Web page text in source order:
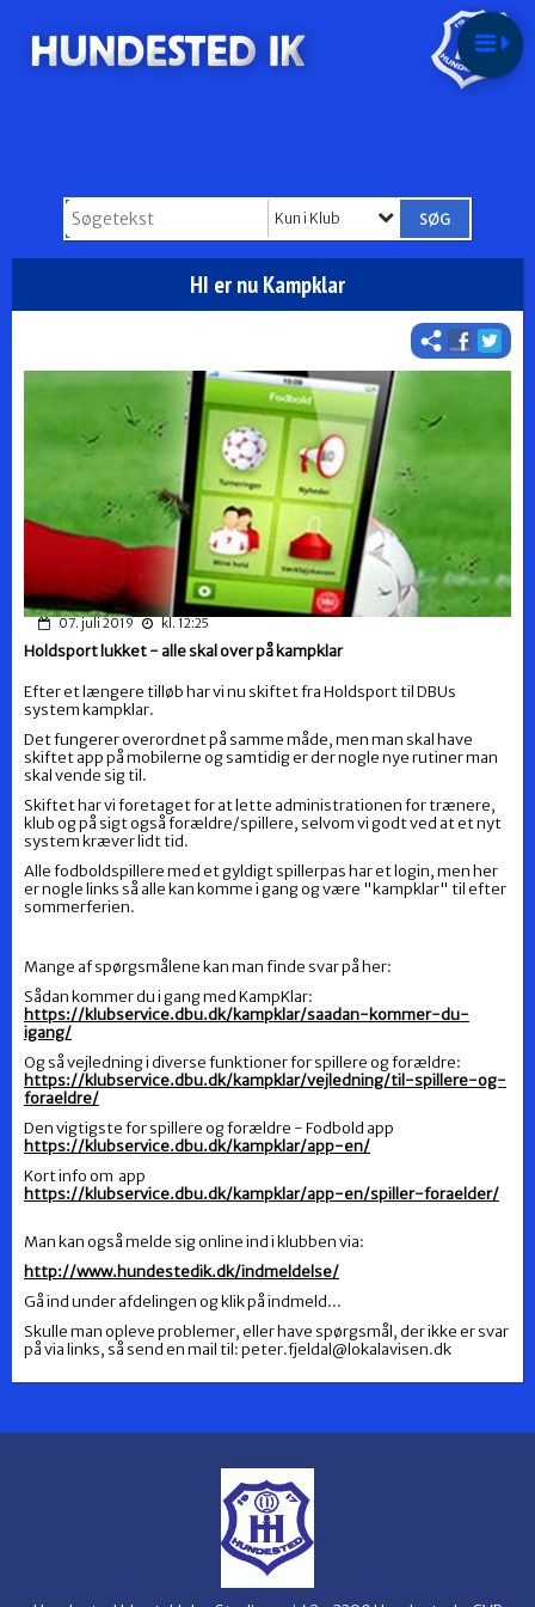
Kun i Klub
HI er nu Kampklar
07. juli 2019 kl. 12:25
Holdsport lukket - alle skal over på kampklar
Efter et længere tilløb har vi nu skiftet fra Holdsport til DBUs
system kampklar.
Det fungerer overordnet på samme måde, men man skal have
skiftet app på mobilerne og samtidig er der nogle nye rutiner man
skal vende sig til.
Skiftet har vi foretaget for at lette administrationen for trænere,
klub og på sigt også forældre/spillere, selvom vi godt ved at et nyt
system kræver lidt tid.
Alle fodboldspillere med et gyldigt spillerpas har et login, men her
er nogle links så alle kan komme i gang og være "kampklar" til efter
sommerferien.
Mange af spørgsmålene kan man finde svar på her:
Sådan kommer du i gang med KampKlar:
https://klubservice.dbu.dk/kampklar/saadan-kommer-du-
igang/
Og så vejledning i diverse funktioner for spillere og forældre:
https://klubservice.dbu.dk/kampklar/vejledning/til-spillere-og-
foraeldre/
Den vigtigste for spillere og forældre - Fodbold app
https://klubservice.dbu.dk/kampklar/app-en/
Kort info om app
https://klubservice.dbu.dk/kampklar/app-en/spiller-foraelder/
Man kan også melde sig online ind i klubben via:
http://www.hundestedik.dk/indmeldelse/
Gå ind under afdelingen og klik på indmeld...
Skulle man opleve problemer, eller have spørgsmål, der ikke er svar
på via links, så send en mail til: peter.fjeldal@lokalavisen.dk